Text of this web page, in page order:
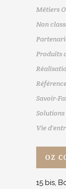
Métiers
Non
Produits
Savoir-
Vie
OZ
15 bis,